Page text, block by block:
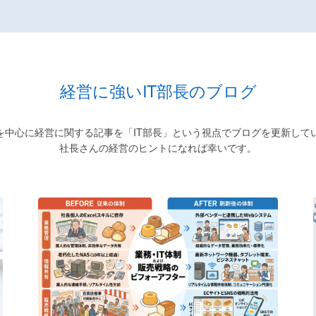
経営に強いIT部長のブログ
中心に経営に関する記事を「IT部長」という視点でブログを更新して
社長さんの経営のヒントになれば幸いです。